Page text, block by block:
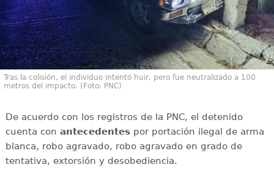
Tras la colisión, el individuo intentó huir, pero fue neutralizado a 100
metros del impacto. (Foto: PNC)
De acuerdo con los registros de la PNC, el detenido
cuenta con antecedentespor portación ilegal de arma
blanca, robo agravado, robo agravado en grado de
tentativa, extorsión y desobediencia.